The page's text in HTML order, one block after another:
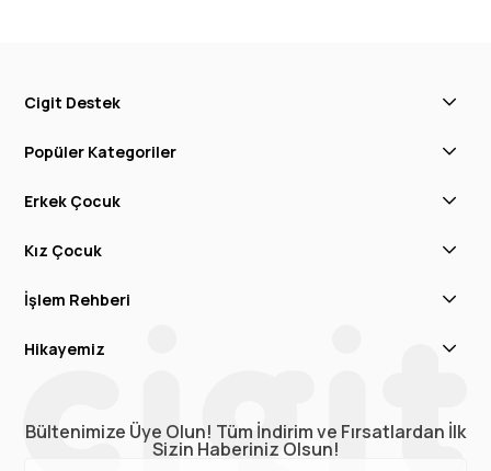
Cigit Destek
Popüler Kategoriler
Erkek Çocuk
Kız Çocuk
İşlem Rehberi
Hikayemiz
Bültenimize Üye Olun! Tüm İndirim ve Fırsatlardan İlk
Sizin Haberiniz Olsun!